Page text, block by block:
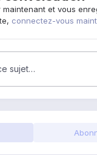
et vous
connectez-vous
sujet…